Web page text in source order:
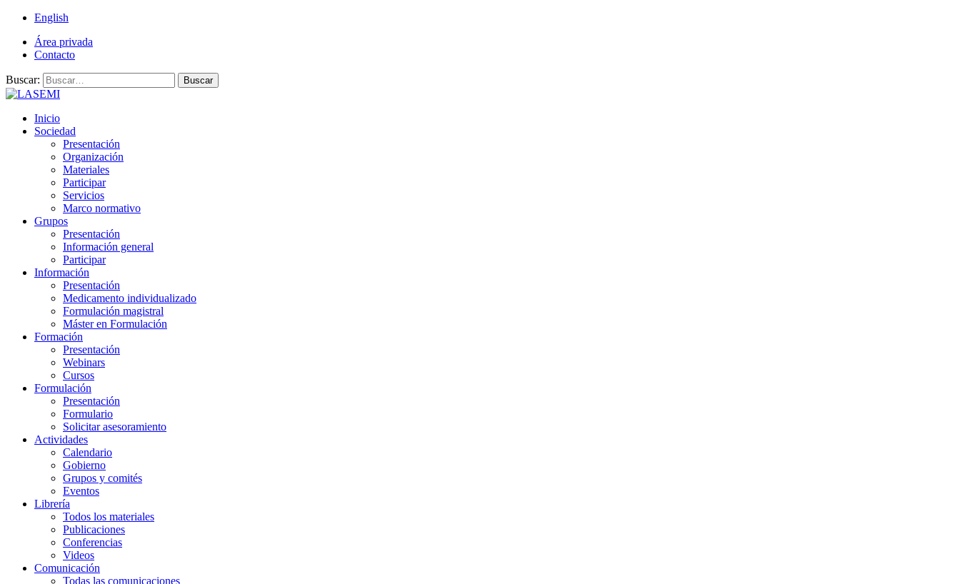
English
Área privada
Contacto
Buscar: Buscar
Inicio
Sociedad
Presentación
Organización
Materiales
Participar
Servicios
Marco normativo
Grupos
Presentación
Información general
Participar
Información
Presentación
Medicamento individualizado
Formulación magistral
Máster en Formulación
Formación
Presentación
Webinars
Cursos
Formulación
Presentación
Formulario
Solicitar asesoramiento
Actividades
Calendario
Gobierno
Grupos y comités
Eventos
Librería
Todos los materiales
Publicaciones
Conferencias
Videos
Comunicación
Todas las comunicaciones